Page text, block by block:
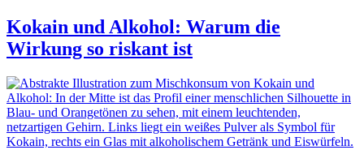
Kokain und Alkohol: Warum die
Wirkung so riskant ist